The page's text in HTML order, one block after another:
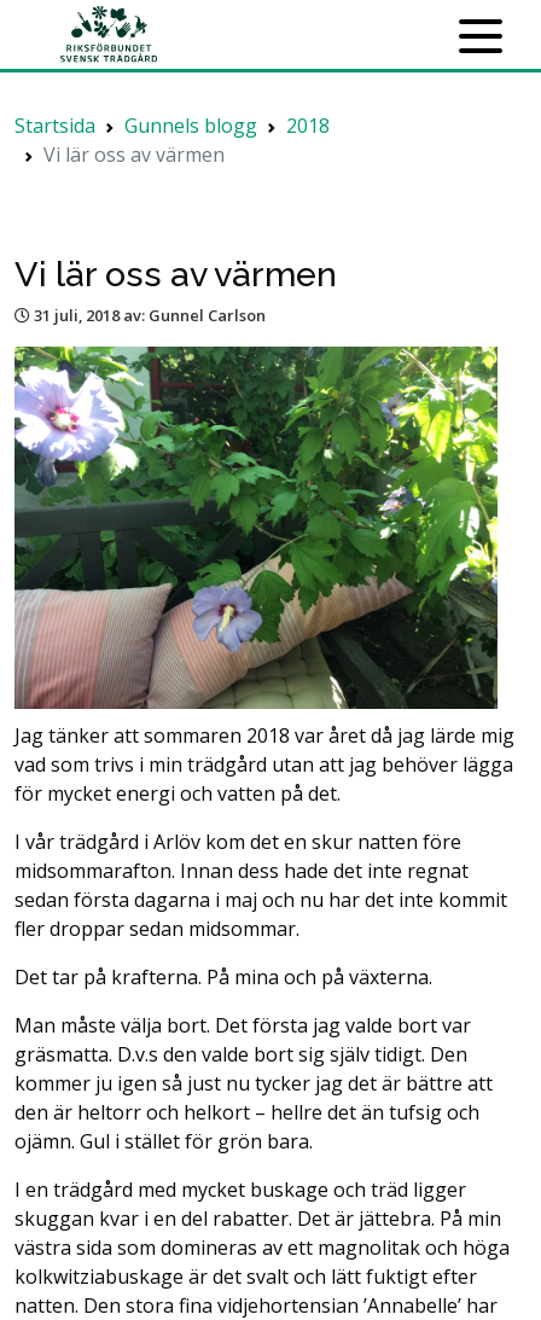
Startsida Gunnels blogg
2018
Vi lär oss av värmen
Vi lär oss av värmen
31 juli, 2018 av: Gunnel Carlson
Jag tänker att sommaren 2018 var året då jag lärde mig
vad som trivs i min trädgård utan att jag behöver lägga
för mycket energi och vatten på det.
I vår trädgård i Arlöv kom det en skur natten före
midsommarafton. Innan dess hade det inte regnat
sedan första dagarna i maj och nu har det inte kommit
fler droppar sedan midsommar.
Det tar på krafterna. På mina och på växterna.
Man måste välja bort. Det första jag valde bort var
gräsmatta. D.v.s den valde bort sig själv tidigt. Den
kommer ju igen så just nu tycker jag det är bättre att
den är heltorr och helkort – hellre det än tufsig och
ojämn. Gul i stället för grön bara.
I en trädgård med mycket buskage och träd ligger
skuggan kvar i en del rabatter. Det är jättebra. På min
västra sida som domineras av ett magnolitak och höga
kolkwitziabuskage är det svalt och lätt fuktigt efter
natten. Den stora fina vidjehortensian ’Annabelle’ har